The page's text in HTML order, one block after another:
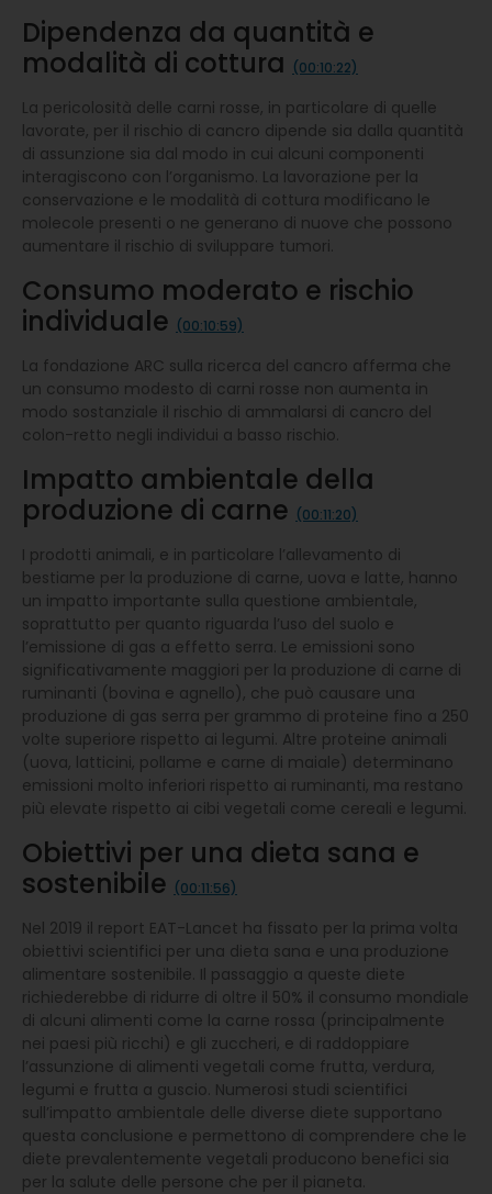
Dipendenza da quantità e
modalità di cottura (00:10:22)
La pericolosità delle carni rosse, in particolare di quelle
lavorate, per il rischio di cancro dipende sia dalla quantità
di assunzione sia dal modo in cui alcuni componenti
interagiscono con l’organismo. La lavorazione per la
conservazione e le modalità di cottura modificano le
molecole presenti o ne generano di nuove che possono
aumentare il rischio di sviluppare tumori.
Consumo moderato e rischio
individuale (00:10:59)
La fondazione ARC sulla ricerca del cancro afferma che
un consumo modesto di carni rosse non aumenta in
modo sostanziale il rischio di ammalarsi di cancro del
colon-retto negli individui a basso rischio.
Impatto ambientale della
produzione di carne (00:11:20)
I prodotti animali, e in particolare l’allevamento di
bestiame per la produzione di carne, uova e latte, hanno
un impatto importante sulla questione ambientale,
soprattutto per quanto riguarda l’uso del suolo e
l’emissione di gas a effetto serra. Le emissioni sono
significativamente maggiori per la produzione di carne di
ruminanti (bovina e agnello), che può causare una
produzione di gas serra per grammo di proteine fino a 250
volte superiore rispetto ai legumi. Altre proteine animali
(uova, latticini, pollame e carne di maiale) determinano
emissioni molto inferiori rispetto ai ruminanti, ma restano
più elevate rispetto ai cibi vegetali come cereali e legumi.
Obiettivi per una dieta sana e
sostenibile (00:11:56)
Nel 2019 il report EAT-Lancet ha fissato per la prima volta
obiettivi scientifici per una dieta sana e una produzione
alimentare sostenibile. Il passaggio a queste diete
richiederebbe di ridurre di oltre il 50% il consumo mondiale
di alcuni alimenti come la carne rossa (principalmente
nei paesi più ricchi) e gli zuccheri, e di raddoppiare
l’assunzione di alimenti vegetali come frutta, verdura,
legumi e frutta a guscio. Numerosi studi scientifici
sull’impatto ambientale delle diverse diete supportano
questa conclusione e permettono di comprendere che le
diete prevalentemente vegetali producono benefici sia
per la salute delle persone che per il pianeta.